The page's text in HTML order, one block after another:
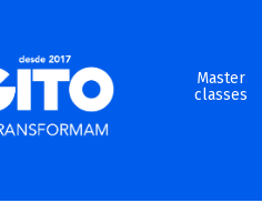
Master
classes